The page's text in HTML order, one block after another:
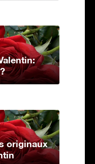
originaux